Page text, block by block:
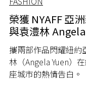
榮獲 NYAFF 亞
與袁澧林
攜兩部作品閃耀紐約
林（Angela Yuen）
座城市的熱情告白。